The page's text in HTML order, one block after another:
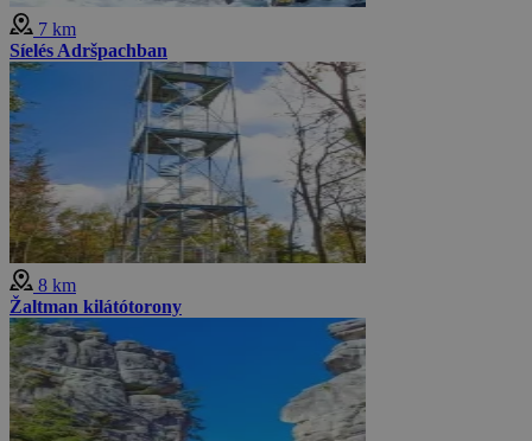
7 km
Síelés Adršpachban
8 km
Žaltman kilátótorony